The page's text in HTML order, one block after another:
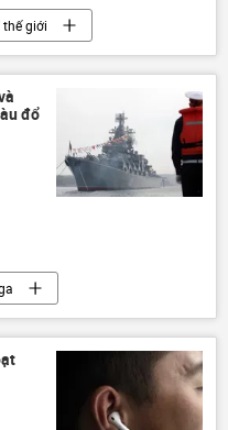
thế giới
đổ
chí thế giới